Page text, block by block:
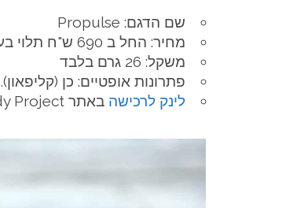
שם הדגם: Propulse
מחיר: החל ב 690 ש"ח תלוי בעדשה
משקל: 26 גרם בלבד
פתרונות אופטיים: כן (קליפאון).
לינק לרכישה באתר Rudy Project ישראל.